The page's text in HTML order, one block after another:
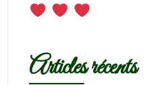
Articles récents